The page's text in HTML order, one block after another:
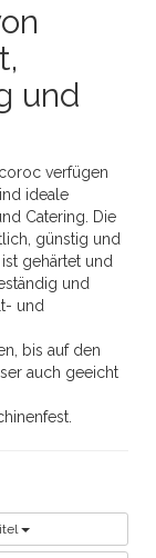
und
verfügen
ideale
Catering. Die
günstig und
gehärtet und
und
und
bis auf den
auch geeicht